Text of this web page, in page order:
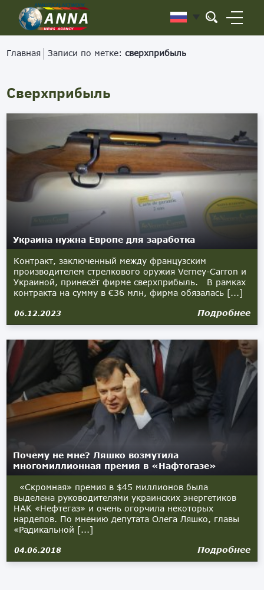
Главная Записи по метке:сверхприбыль
Сверхприбыль
Украина нужна Европе для заработка
Контракт, заключенный между французским
производителем стрелкового оружия Verney-Carron и
Украиной, принесёт фирме сверхприбыль. В рамках
контракта на сумму в €36 млн, фирма обязалась [...]
06.12.2023 Подробнее
Почему не мне? Ляшко возмутила
многомиллионная премия в «Нафтогазе»
«Скромная» премия в $45 миллионов была
выделена руководителями украинских энергетиков
НАК «Нефтегаз» и очень огорчила некоторых
нардепов. По мнению депутата Олега Ляшко, главы
«Радикальной [...]
04.06.2018 Подробнее